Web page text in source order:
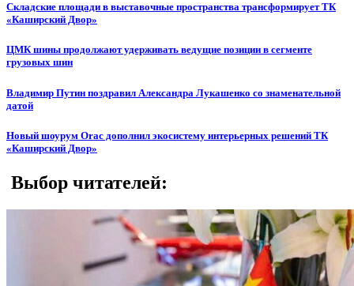
Складские площади в выставочные пространства трансформирует ТК
«Каширский Двор»
ЦМК шины продолжают удерживать ведущие позиции в сегменте
грузовых шин
Владимир Путин поздравил Александра Лукашенко со знаменательной
датой
Новый шоурум Orac дополнил экосистему интерьерных решений ТК
«Каширский Двор»
Выбор читателей: